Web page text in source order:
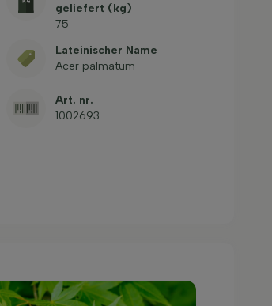
geliefert (kg)
75
Lateinischer Name
Acer palmatum
Art. nr.
1002693